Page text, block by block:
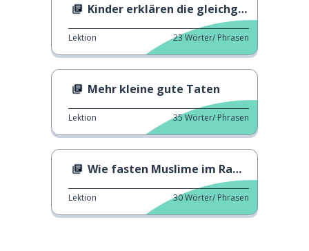
Kinder erklären die gleichgeschlechtliche Ehe
Lektion 23Wörter/ Phrasen
Mehr kleine gute Taten
Lektion 35Wörter/ Phrasen
Wie fasten Muslime im Ramadan?
Lektion 30Wörter/ Phrasen